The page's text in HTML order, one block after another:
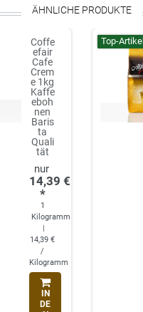
ÄHNLICHE PRODUKTE
Coffe
efair
Cafe
Crem
e 1kg
Kaffe
eboh
nen
Baris
ta
Quali
tät
14,39 €
*
1
Kilogramm
|
14,39 €
/
Kilogramm
IN
DE
Top-Artikel